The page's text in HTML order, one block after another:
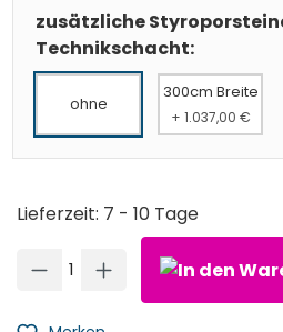
zusätzliche
Technikschacht:
ohne
300cm Breite
+ 1.037,00 €
Lieferzeit: 7 - 10 Tage
Produkt Anzahl: Gib